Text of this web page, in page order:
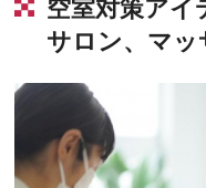
空室対策アイ
サロン、マッ